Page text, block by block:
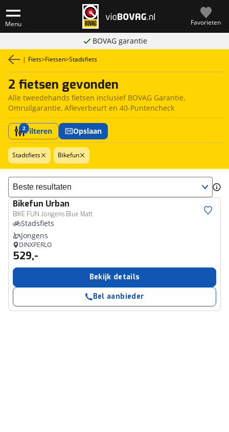
Menu Favorieten
BOVAG garantie
| Fiets>Fietsen>Stadsfiets
2 fietsen gevonden
Alle tweedehands fietsen inclusief BOVAG Garantie,
Omruilgarantie, Afleverbeurt en 40-Puntencheck
2Filteren Opslaan
Stadsfiets Bikefun
Sorteer resultaten
Bikefun Urban
BIKE FUN Jongens Blue Matt
Stadsfiets
Jongens
DINXPERLO
529,-
Bekijk details
Bel aanbieder